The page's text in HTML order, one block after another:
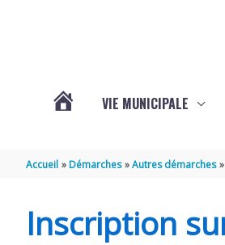
THÉNAC
VIE MUNICIPALE
Accueil Démarches Autres démarches
Inscription